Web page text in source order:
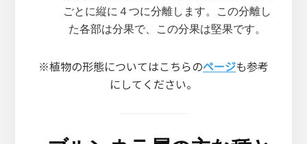
ごとに縦に４つに分離します。この分離し
た各部は分果で、この分果は堅果です。
※植物の形態についてはこちらのページも参考
にしてください。